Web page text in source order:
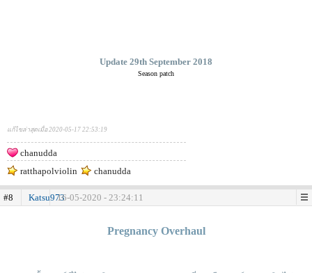
Update 29th September 2018
Season patch
แก้ไขล่าสุดเมื่อ 2020-05-17 22:53:19
chanudda
ratthapolviolin
chanudda
#8 Katsu97316-05-2020 - 23:24:11
Pregnancy Overhaul